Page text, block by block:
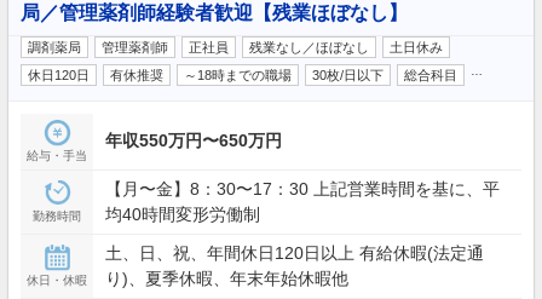
局／管理薬剤師経験者歓迎【残業ほぼなし】
調剤薬局 管理薬剤師 正社員 残業なし／ほぼなし
土日休み
休日120日
有休推奨 ～18時までの職場 30枚/日以下 総合科目
給与・手当
年収550万円〜650万円
勤務時間
【月〜金】8：30〜17：30 上記営業時間を基に、平
均40時間変形労働制
休日・休暇
土、日、祝、年間休日120日以上 有給休暇(法定通
り)、夏季休暇、年末年始休暇他